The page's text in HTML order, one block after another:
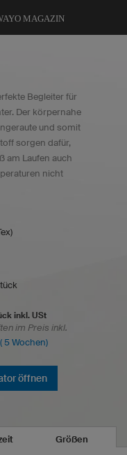
MAGAZIN
Begleiter für
Der körpernahe
und somit
sorgen dafür,
am Laufen auch
nicht
inkl. USt
im Preis inkl.
5 Wochen)
öffnen
Größen